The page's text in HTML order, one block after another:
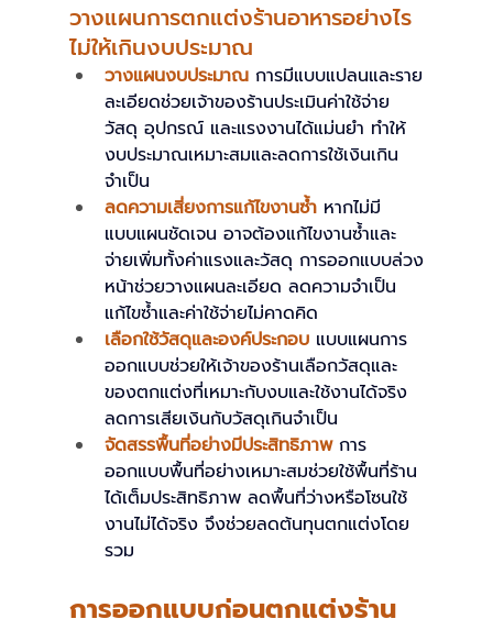
วางแผนการตกแต่งร้านอาหารอย่างไร
ไม่ให้เกินงบประมาณ
วางแผนงบประมาณ การมีแบบแปลนและราย
ละเอียดช่วยเจ้าของร้านประเมินค่าใช้จ่าย
วัสดุ อุปกรณ์ และแรงงานได้แม่นยำ ทำให้
งบประมาณเหมาะสมและลดการใช้เงินเกิน
จำเป็น
ลดความเสี่ยงการแก้ไขงานซ้ำ หากไม่มี
แบบแผนชัดเจน อาจต้องแก้ไขงานซ้ำและ
จ่ายเพิ่มทั้งค่าแรงและวัสดุ การออกแบบล่วง
หน้าช่วยวางแผนละเอียด ลดความจำเป็น
แก้ไขซ้ำและค่าใช้จ่ายไม่คาดคิด
เลือกใช้วัสดุและองค์ประกอบ แบบแผนการ
ออกแบบช่วยให้เจ้าของร้านเลือกวัสดุและ
ของตกแต่งที่เหมาะกับงบและใช้งานได้จริง
ลดการเสียเงินกับวัสดุเกินจำเป็น
จัดสรรพื้นที่อย่างมีประสิทธิภาพ การ
ออกแบบพื้นที่อย่างเหมาะสมช่วยใช้พื้นที่ร้าน
ได้เต็มประสิทธิภาพ ลดพื้นที่ว่างหรือโซนใช้
งานไม่ได้จริง จึงช่วยลดต้นทุนตกแต่งโดย
รวม
การออกแบบก่อนตกแต่งร้าน